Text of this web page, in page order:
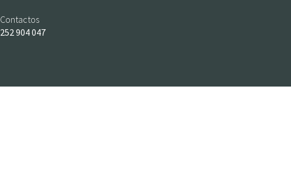
Contactos
252 904 047